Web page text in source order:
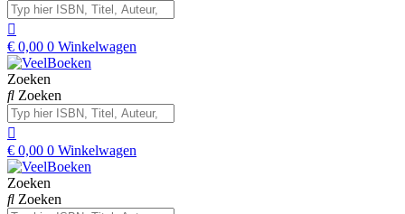
€ 0,00 0 Winkelwagen
Zoeken
Zoeken
€ 0,00 0 Winkelwagen
Zoeken
Zoeken